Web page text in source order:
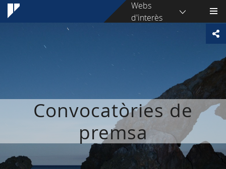
Webs
d'interès
Convocatòries de
premsa